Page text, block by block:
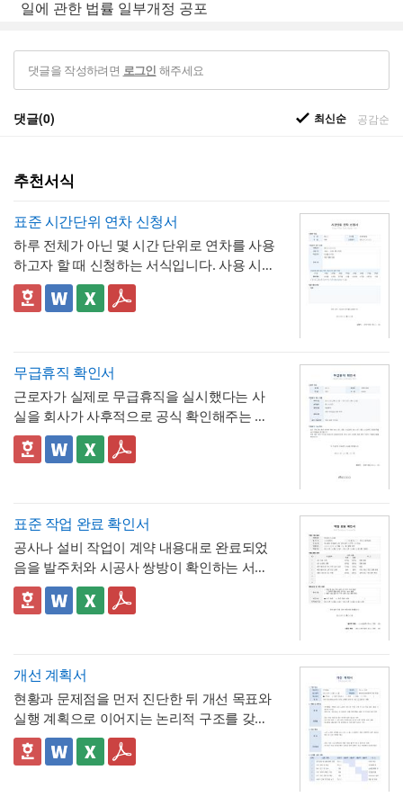
일에 관한 법률 일부개정 공포
댓글을 작성하려면 로그인 해주세요
댓글(0) 최신순 공감순
추천서식
표준 시간단위 연차 신청서
하루 전체가 아닌 몇 시간 단위로 연차를 사용
하고자 할 때 신청하는 서식입니다. 사용 시간
을 연차 일수로 환산하는 기준표를 계약서 자
체에 포함하고 있어, 신청자와 승인자 모두 몇
✅ 이 서식의 구성 특징
며칠에 해당하는지"를 신청서 자체에서 바로
계산·검증 가능
- 사용시간을 "14:00~16:00(총 2시간)"처럼
시작·종료 시각과 총 시간을 함께 기재하도록
해, 반차보다 세분화된 시간 단위로 병원 진
료, 관공서 방문 등 짧은 용무에 유연하게 대
응
- "회사의 소정근로시간에 따라 차감기준은
달라질 수 있음"이라는 단서를 명시해, 하루 8
시간 근무가 아닌 사업장에서도 환산 기준을
조정해 적용할 수 있음을 안내
- 업무 특이사항란을 별도로 두어, 시간단위
연차 사용으로 인해 발생할 수 있는 업무 공백
표에 제시된 환산 기준은 1일 8시간(주 40시
간) 근무를 전제로 한 것이므로,소정근로시간
이 다른 사업장이라면 이 기준을 그대로 적용
근로시간이 7시간인 사업장이라면 1시간당
을 기준으로 별도의 환산표를 마련해두는 것
이 정확합니다. 또한 법정 연차휴가는 원칙적
으로 1일 단위 사용이 기본이며, 시간단위 사
용은 법적 의무사항이 아니라 회사가 취업규
칙 등을 통해 자율적으로 도입하는 제도이므
무급휴직 확인서
근로자가 실제로 무급휴직을 실시했다는 사
실을 회사가 사후적으로 공식 확인해주는 증
명서입니다. 휴직원(신청서)이 사전 승인 절차
를 위한 문서라면, 이 확인서는 이미 실시된
📣 이 서식의 구성 특징
한눈에 확인할 수 있도록 함
2. "급여 지급여부 : 무급(급여 미지급)"이라는
항목을 별도로 명시해, 이 휴직이 유급이 아닌
무급으로 처리되었음을 문서상 명확히 못박
음
3. "회사 내부 규정에 따른 휴직 기준이 적용
되었음을 확인한다"는 문구로, 이 무급휴직이
임의가 아니라 회사의 정식 내부 규정 절차를
거쳐 승인·실시되었음을 명시
4. 확인자(경영지원팀 담당자)의 서명과 회사
직인으로 마무리해, 근로자가 이 문서를 대외
무급휴직 확인서는
히 계산해 기재하는 것이 가장 중요합니다. 휴
직 시작일과 종료일을 실제 승인된 휴직원 내
실제 일수를 정확히 세어 기재해야 이후 급여
표준 작업 완료 확인서
공사나 설비 작업이 계약 내용대로 완료되었
음을 발주처와 시공사 쌍방이 확인하는 서식
입니다. 작업항목별로 계획 수량과 완료 수량
을 나란히 대조하고, 하자 여부와 하자보증기
증할 수 있는 것이 특징입니다.
✅ 계획 대비 완료 수량 검증 및 하자 확인 관
다면 반드시 비고란에 그 사유(예 : 설계 변경,
현장 여건상 수량 조정 등)를 구체적으로 기재
해야 하며, 임의로 수량을 맞춰 기재하는 일이
없도록 해야 합니다. 하자여부를 "하자 없
음"으로 확인하는 경우에도 하자보증기간 내
에 새로운 하자가 발견될 수 있으므로, 이 확
💡 작성 팁
작업 완료 확인서는계획과 완료의 정확한 대
조가 가장 중요 하므로, 현장 실사를 통해 실제
완료된 개소·수량을 정확히 확인한 뒤 계획 수
개선 계획서
현황과 문제점을 먼저 진단한 뒤 개선 목표와
실행 계획으로 이어지는 논리적 구조를 갖춘
업무 개선 보고서입니다. 개선분야를 IT·전산,
업무 프로세스, 안전, 품질 등으로 체크박스
👔 이 서식의 구성 특징